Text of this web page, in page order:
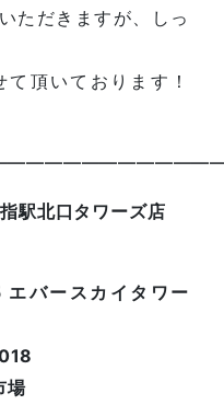
ただきますが、しっ
頂いております！
駅北口タワーズ店
バースカイタワー
場